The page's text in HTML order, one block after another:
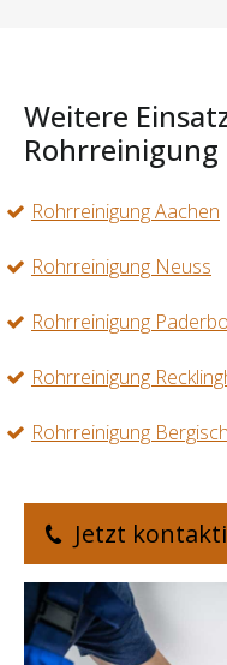
Weitere
Rohrreinigung
Rohrreinigung Aachen
Rohrreinigung Neuss
Rohrreinigung
Rohrreinigung
Rohrreinigung
Jetzt